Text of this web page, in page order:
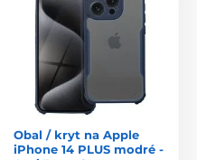
Obal / kryt na Apple
iPhone 14 PLUS modré -